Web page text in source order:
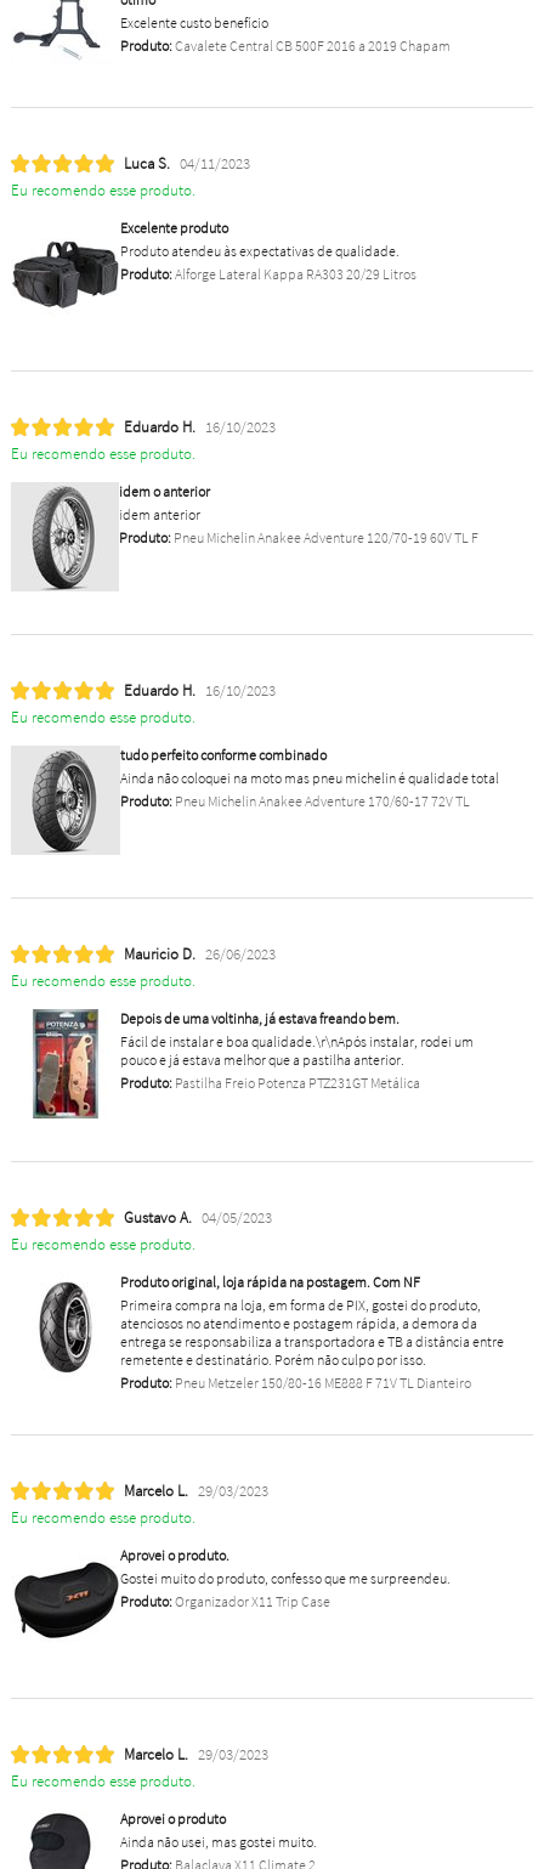
Excelente custo benefício
Produto:Cavalete Central CB 500F 2016 a 2019 Chapam
Luca S. 04/11/2023
Eu recomendo esse produto.
Excelente produto
Produto atendeu às expectativas de qualidade.
Produto:Alforge Lateral Kappa RA303 20/29 Litros
Eduardo H. 16/10/2023
Eu recomendo esse produto.
idem o anterior
idem anterior
Produto:Pneu Michelin Anakee Adventure 120/70-19 60V TL F
Eduardo H. 16/10/2023
Eu recomendo esse produto.
tudo perfeito conforme combinado
Ainda não coloquei na moto mas pneu michelin é qualidade total
Produto:Pneu Michelin Anakee Adventure 170/60-17 72V TL
Mauricio D. 26/06/2023
Eu recomendo esse produto.
Depois de uma voltinha, já estava freando bem.
Fácil de instalar e boa qualidade.\r\nApós instalar, rodei um
pouco e já estava melhor que a pastilha anterior.
Produto:Pastilha Freio Potenza PTZ231GT Metálica
Gustavo A. 04/05/2023
Eu recomendo esse produto.
Produto original, loja rápida na postagem. Com NF
Primeira compra na loja, em forma de PIX, gostei do produto,
atenciosos no atendimento e postagem rápida, a demora da
entrega se responsabiliza a transportadora e TB a distância entre
remetente e destinatário. Porém não culpo por isso.
Produto:Pneu Metzeler 150/80-16 ME888 F 71V TL Dianteiro
Marcelo L. 29/03/2023
Eu recomendo esse produto.
Aprovei o produto.
Gostei muito do produto, confesso que me surpreendeu.
Produto:Organizador X11 Trip Case
Marcelo L. 29/03/2023
Eu recomendo esse produto.
Aprovei o produto
Ainda não usei, mas gostei muito.
Produto:Balaclava X11 Climate 2